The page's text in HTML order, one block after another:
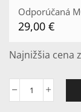
Odporúčaná
29,00 €
Najnižšia cena
množstvo